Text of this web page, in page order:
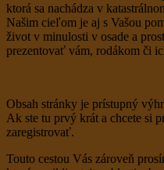
ktorá sa nachádza v
Našim cieľom je aj s Vašou
život v minulosti v osade a
prezentovať vám, rodákom či
Obsah stránky je prístupný
Ak ste tu prvý krát a chcete si
zaregistrovať.
Touto cestou Vás zároveň